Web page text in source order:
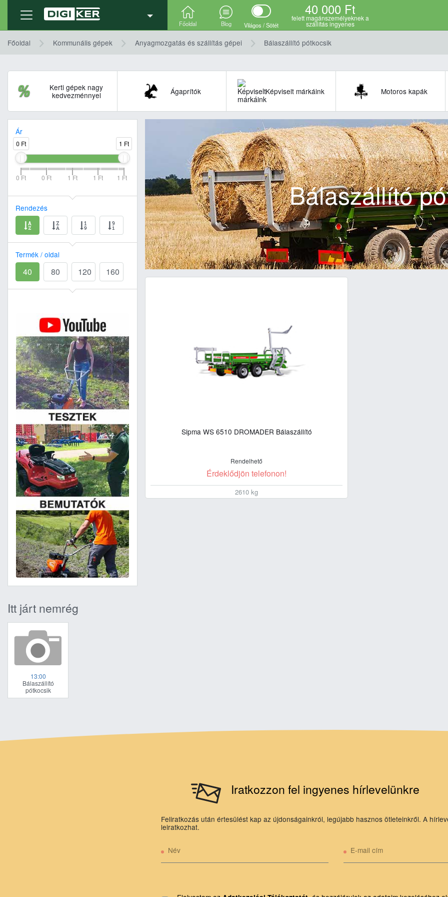
Főoldal Blog Világos / Sötét
40 000 Ft
felett magánszemélyeknek a
szállítás ingyenes
Főoldal Kommunális gépek Anyagmozgatás és szállítás gépei Bálaszállító pótkocsik
Kerti gépek nagy
kedvezménnyel
Ágaprítók Képviselt márkáink Motoros kapák
Ár
0 Ft 1 Ft
0 Ft 0 Ft 1 Ft 1 Ft 1 Ft
Rendezés
Termék / oldal
40 80 120 160
Bálaszállító
Sipma WS 6510 DROMADER Bálaszállító
Rendelhető
Érdeklődjön telefonon!
2610 kg
Itt járt nemrég
13:00
Bálaszállító
pótkocsik
Iratkozzon fel ingyenes hírlevelünkre
Feliratkozás után értesülést kap az újdonságainkról, legújabb hasznos ötleteinkről. A
leiratkozhat.
Név E-mail cím